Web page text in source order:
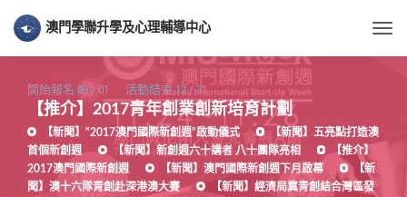
澳門學聯升學及心理輔導中心
開始報名 03 / 01 活動結束 12/31
【推介】2017青年創業創新培育計劃
【新聞】“2017澳門國際新創週”啟動儀式
【新聞】五亮點打造澳
首個新創週
【新聞】新創週六十講者 八十團隊亮相
【推介】
2017澳門國際新創週
【新聞】澳門國際新創週下月啟幕
【新
聞】澳十六隊青創赴深港澳大賽
【新聞】經濟局冀青創結合灣區發